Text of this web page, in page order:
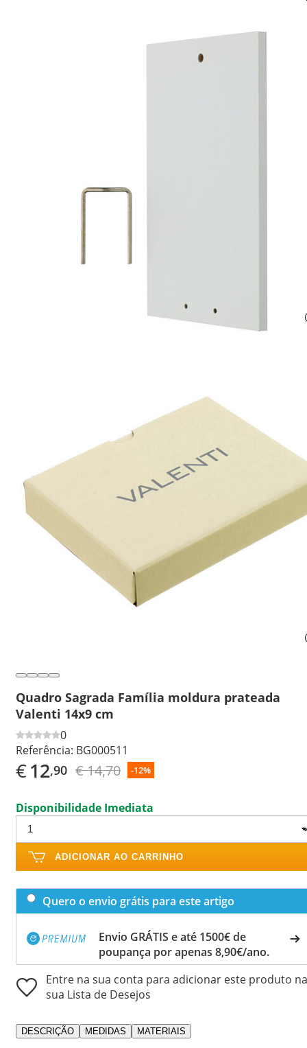
Quadro Sagrada Família moldura prateada
Valenti 14x9 cm
0
Referência: BG000511
€12,90 € 14,70 -12%
Disponibilidade Imediata
ADICIONAR AO CARRINHO
Quero o envio grátis para este artigo
Envio GRÁTIS e até 1500€ de
poupança por apenas 8,90€/ano.
Entre na sua conta para adicionar este produto na
sua Lista de Desejos
DESCRIÇÃO MEDIDAS MATERIAIS